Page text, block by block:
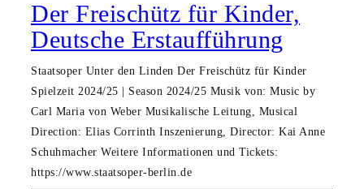
Der Freischütz für Kinder,
Deutsche Erstaufführung
Staatsoper Unter den Linden Der Freischütz für Kinder
Spielzeit 2024/25 | Season 2024/25 Musik von: Music by
Carl Maria von Weber Musikalische Leitung, Musical
Direction: Elias Corrinth Inszenierung, Director: Kai Anne
Schuhmacher Weitere Informationen und Tickets:
https://www.staatsoper-berlin.de